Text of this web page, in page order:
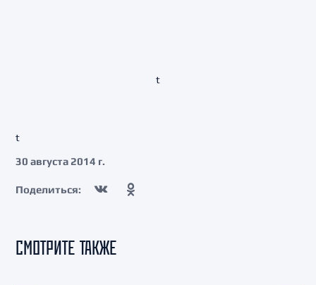
t
t
30 августа 2014 г.
Поделиться:
СМОТРИТЕ ТАКЖЕ